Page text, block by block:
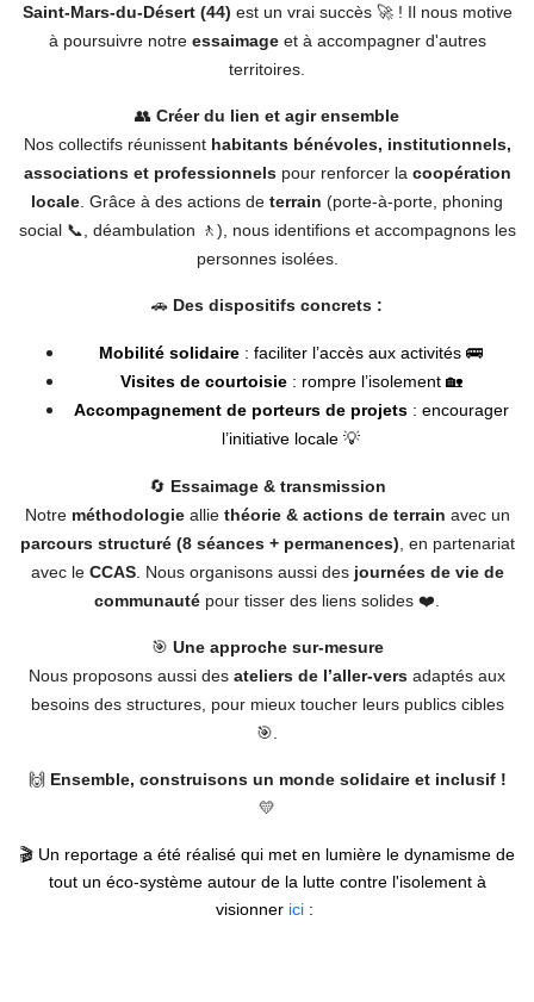
Saint-Mars-du-Désert (44) est un vrai succès 🚀 ! Il nous motive
à poursuivre notre essaimageet à accompagner d'autres
territoires.
👥 Créer du lien et agir ensemble
Nos collectifs réunissent habitants bénévoles, institutionnels,
associations et professionnelspour renforcer la coopération
locale . Grâce à des actions de terrain (porte-à-porte, phoning
social 📞, déambulation 🚶), nous identifions et accompagnons les
personnes isolées.
🚗 Des dispositifs concrets :
Mobilité solidaire : faciliter l’accès aux activités 🚌
Visites de courtoisie: rompre l’isolement 🏡
Accompagnement de porteurs de projets: encourager
l’initiative locale 💡
🔄 Essaimage & transmission
Notre méthodologieallie théorie & actions de terrain avec un
parcours structuré (8 séances + permanences) , en partenariat
avec le CCAS. Nous organisons aussi des journées de vie de
communauté pour tisser des liens solides ❤️.
🎯 Une approche sur-mesure
Nous proposons aussi des ateliers de l’aller-vers adaptés aux
besoins des structures, pour mieux toucher leurs publics cibles
🎯.
🙌 Ensemble, construisons un monde solidaire et inclusif !
💛
🎬 Un reportage a été réalisé qui met en lumière le dynamisme de
tout un éco-système autour de la lutte contre l'isolement à
visionner ici :